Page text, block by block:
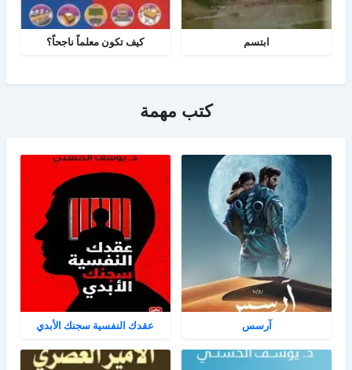
ابتسم كيف تكون معلماً ناجحاً؟
كتب مهمة
آرسس عقدك النفسية سجنك الأبدي